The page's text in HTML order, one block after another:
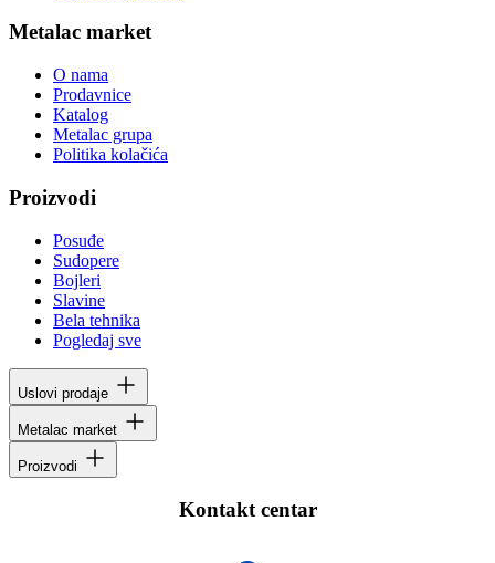
Metalac market
O nama
Prodavnice
Katalog
Metalac grupa
Politika kolačića
Proizvodi
Posuđe
Sudopere
Bojleri
Slavine
Bela tehnika
Pogledaj sve
Uslovi prodaje
Metalac market
Proizvodi
Kontakt centar